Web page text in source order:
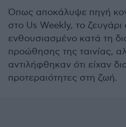
Όπως αποκάλυψε πηγή
στο Us Weekly, το ζευγάρι
ενθουσιασμένο κατά τη
προώθησης της ταινίας,
αντιλήφθηκαν ότι είχαν
προτεραιότητες στη ζωή.